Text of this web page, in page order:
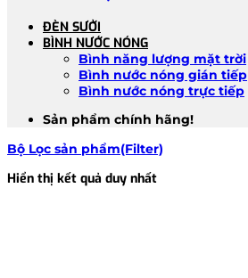
ĐÈN SƯỞI
BÌNH NƯỚC NÓNG
Bình năng lượng mặt trời
Bình nước nóng gián tiếp
Bình nước nóng trực tiếp
Sản phẩm chính hãng!
Bộ Lọc sản phẩm(Filter)
Hiển thị kết quả duy nhất